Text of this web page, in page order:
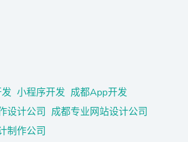
小程序开发 成都App开发
设计公司 成都专业网站设计公司
制作公司